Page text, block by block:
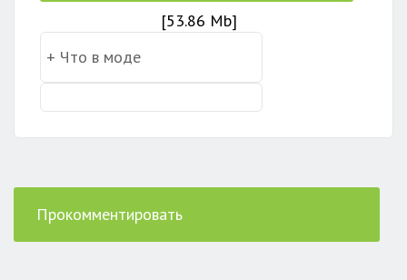
[53.86 Mb]
Прокомментировать